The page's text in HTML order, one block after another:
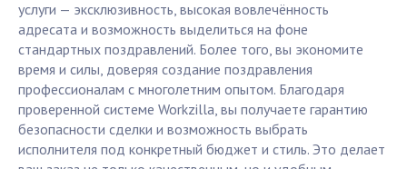
услуги — эксклюзивность, высокая вовлечённость
адресата и возможность выделиться на фоне
стандартных поздравлений. Более того, вы экономите
время и силы, доверяя создание поздравления
профессионалам с многолетним опытом. Благодаря
проверенной системе Workzilla, вы получаете гарантию
безопасности сделки и возможность выбрать
исполнителя под конкретный бюджет и стиль. Это делает